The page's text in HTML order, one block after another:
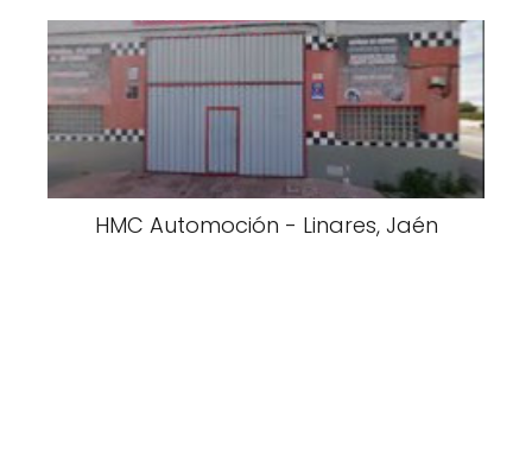
HMC Automoción - Linares, Jaén